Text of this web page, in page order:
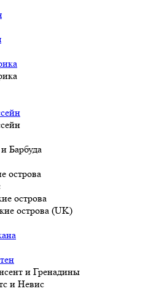
Барбуда
острова
острова
острова (UK)
и Гренадины
и Невис